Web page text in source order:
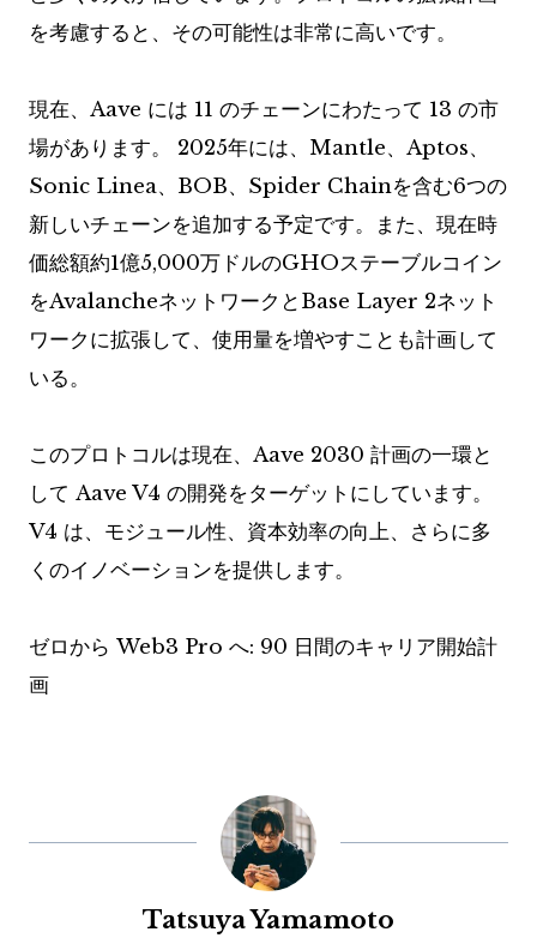
を考慮すると、その可能性は非常に高いです。
現在、Aave には 11 のチェーンにわたって 13 の市
場があります。 2025年には、Mantle、Aptos、
Sonic Linea、BOB、Spider Chainを含む6つの
新しいチェーンを追加する予定です。また、現在時
価総額約1億5,000万ドルのGHOステーブルコイン
をAvalancheネットワークとBase Layer 2ネット
ワークに拡張して、使用量を増やすことも計画して
いる。
このプロトコルは現在、Aave 2030 計画の一環と
して Aave V4 の開発をターゲットにしています。
V4 は、モジュール性、資本効率の向上、さらに多
くのイノベーションを提供します。
ゼロから Web3 Pro へ: 90 日間のキャリア開始計
画
Tatsuya Yamamoto